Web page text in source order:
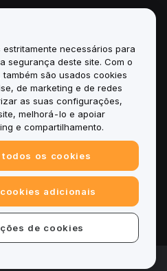
Política de
Administração
ESG
de
necessários para
segurança deste site. Com o
são usados cookies
de marketing e de redes
as suas configurações,
melhorá-lo e apoiar
e compartilhamento.
todos os cookies
adicionais
de cookies